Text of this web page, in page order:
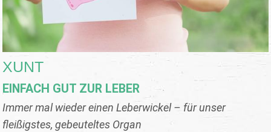
XUNT
EINFACH GUT ZUR LEBER
Immer mal wieder einen Leberwickel – für unser
fleißigstes, gebeuteltes Organ